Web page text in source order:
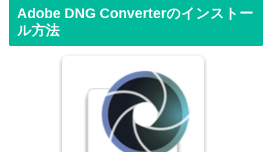
Adobe DNG Converterのインストー
ル方法